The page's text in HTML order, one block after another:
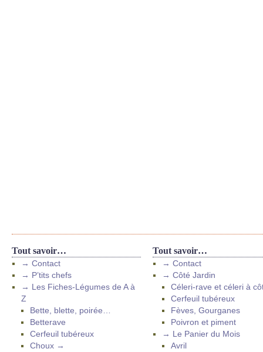
Tout savoir…
→ Contact
→ P’tits chefs
→ Les Fiches-Légumes de A à
Z
Bette, blette, poirée…
Betterave
Cerfeuil tubéreux
Choux →
Tout savoir…
→ Contact
→ Côté Jardin
Céleri-rave et céleri à
Cerfeuil tubéreux
Fèves, Gourganes
Poivron et piment
→ Le Panier du Mois
Avril